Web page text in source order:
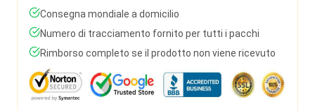
Consegna mondiale a domicilio
Numero di tracciamento fornito per tutti i pacchi
Rimborso completo se il prodotto non viene ricevuto